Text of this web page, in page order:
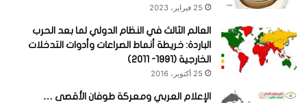
25 فبراير، 2023
العالم الثالث في النظام الدولي لما بعد الحرب
الباردة: خريطة أنماط الصراعات وأدوات التدخلات
الخارجية (1991- 2011)
25 أكتوبر، 2016
الإعلام العربي ومعركة طوفان الأقصى …